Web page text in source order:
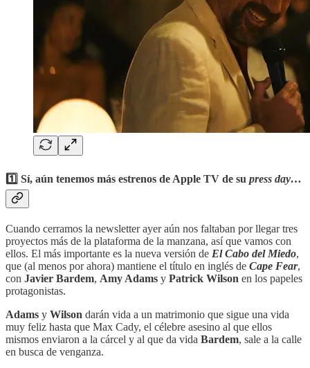
1️⃣ Sí, aún tenemos más estrenos de Apple TV de su press day…
Cuando cerramos la newsletter ayer aún nos faltaban por llegar tres
proyectos más de la plataforma de la manzana, así que vamos con
ellos. El más importante es la nueva versión de El Cabo del Miedo,
que (al menos por ahora) mantiene el título en inglés de Cape Fear,
con Javier Bardem, Amy Adams y Patrick Wilson en los papeles
protagonistas.
Adams y Wilson darán vida a un matrimonio que sigue una vida
muy feliz hasta que Max Cady, el célebre asesino al que ellos
mismos enviaron a la cárcel y al que da vida Bardem, sale a la calle
en busca de venganza.